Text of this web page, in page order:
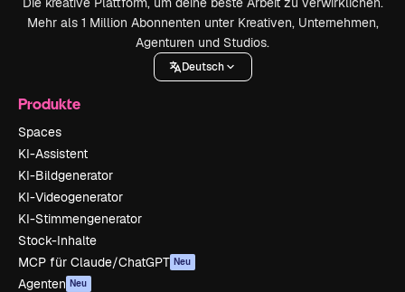
Mehr als 1 Million Abonnenten unter Kreativen, Unternehmen,
Agenturen und Studios.
Deutsch
Produkte
Spaces
KI-Assistent
KI-Bildgenerator
KI-Videogenerator
KI-Stimmengenerator
Stock-Inhalte
MCP für Claude/ChatGPT Neu
Agenten Neu